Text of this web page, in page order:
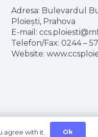
Adresa: Bulevardul
Ploiești, Prahova
E-mail:​
Telefon/Fax:​ 0244 –
Website:
agree with it. Ok